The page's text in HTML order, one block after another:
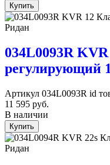
Купить
034L0093R
регулирующий
Артикул 034L0093R id
11 595 руб.
В наличии
Купить